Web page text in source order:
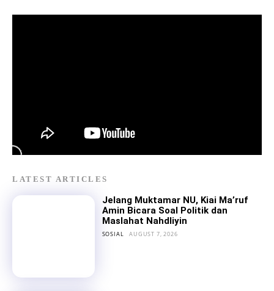
LATEST ARTICLES
Jelang Muktamar NU, Kiai Ma’ruf
Amin Bicara Soal Politik dan
Maslahat Nahdliyin
SOSIAL AUGUST 7, 2026